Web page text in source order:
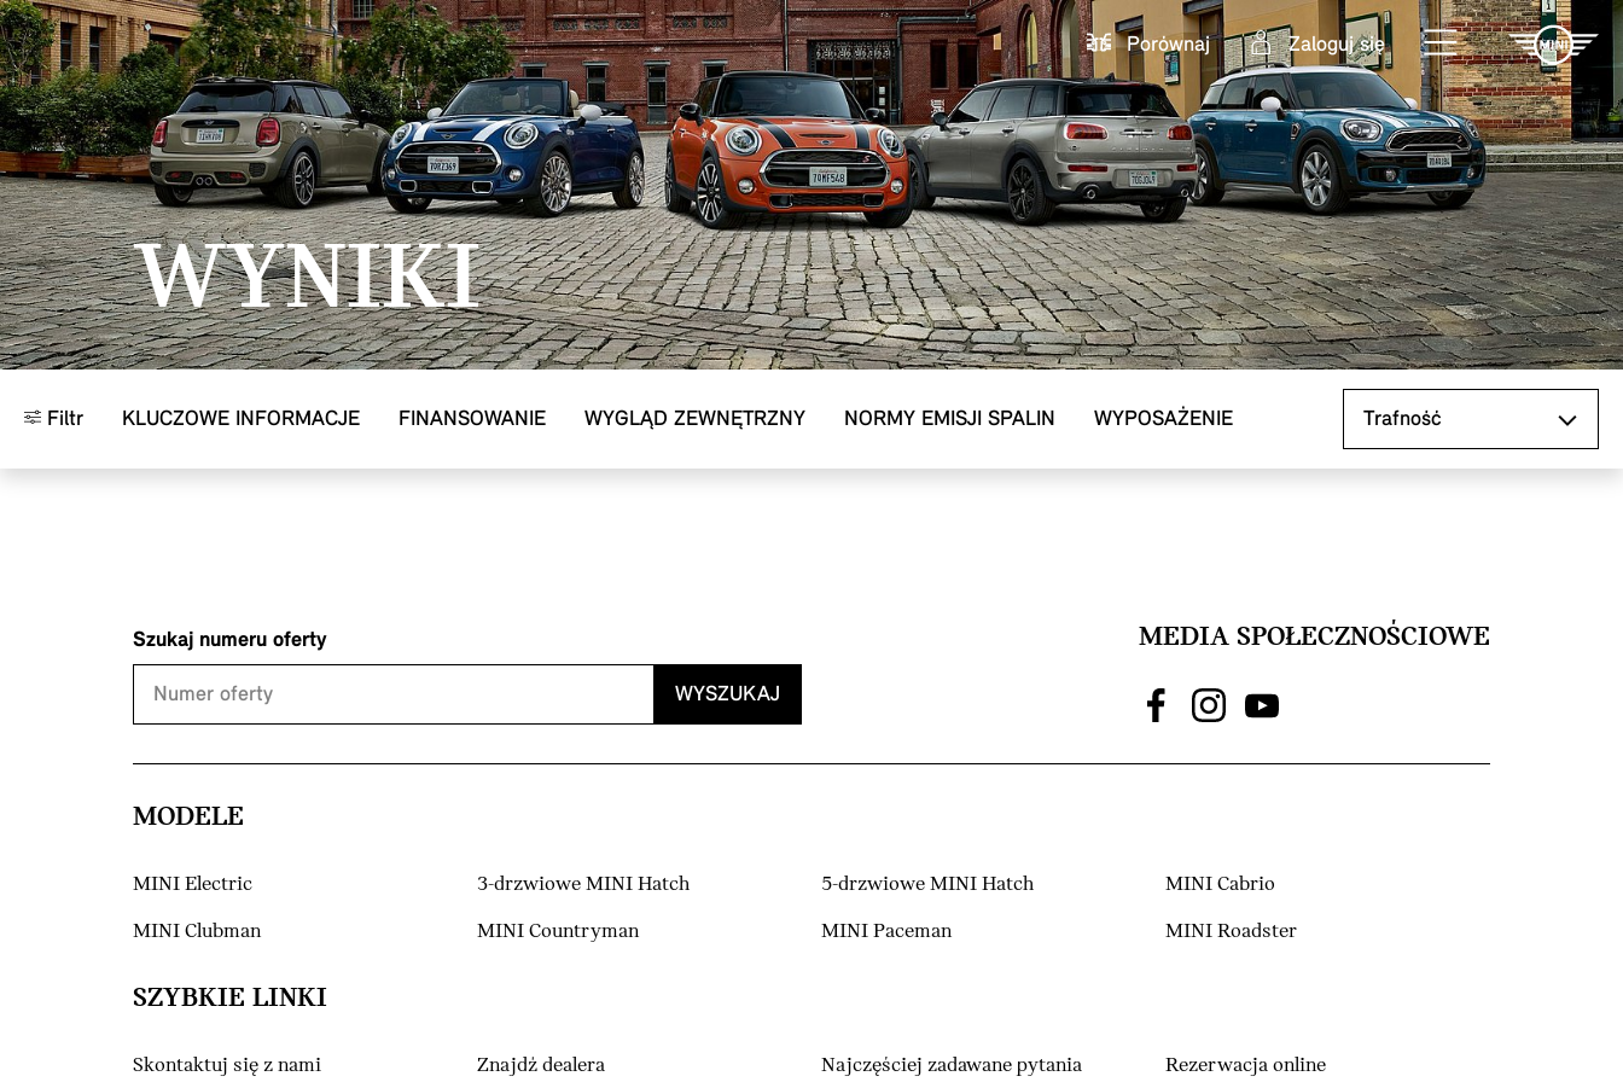
Przejdź do głównej treści
Porównaj
Zaloguj się
WYNIKI
Filtr KLUCZOWE INFORMACJE FINANSOWANIE WYGLĄD ZEWNĘTRZNY NORMY EMISJI SPALIN WYPOSAŻENIE
Szukaj numeru oferty
WYSZUKAJ
MEDIA SPOŁECZNOŚCIOWE
MODELE
MINI Electric 3-drzwiowe MINI Hatch 5-drzwiowe MINI Hatch MINI Cabrio
MINI Clubman MINI Countryman MINI Paceman MINI Roadster
SZYBKIE LINKI
Skontaktuj się z nami Znajdź dealera Najczęściej zadawane pytania Rezerwacja online